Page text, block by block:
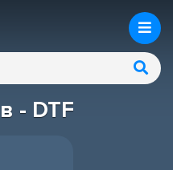
- DTF